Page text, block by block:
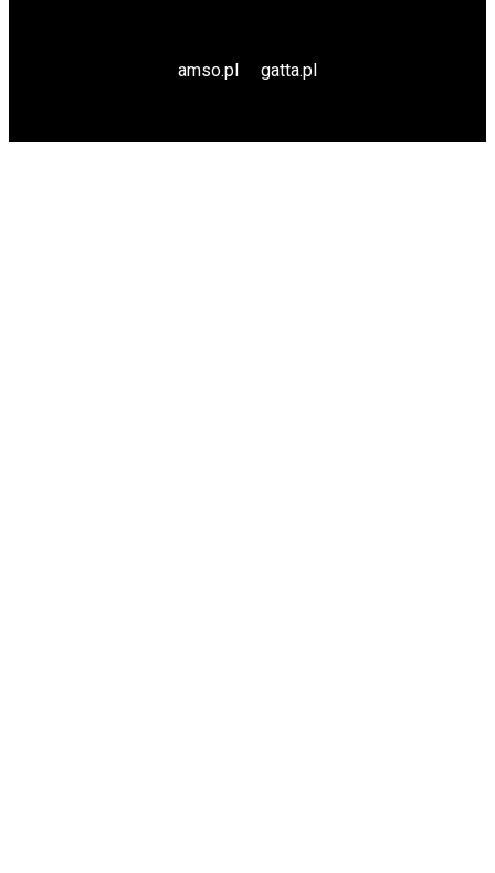
amso.pl gatta.pl